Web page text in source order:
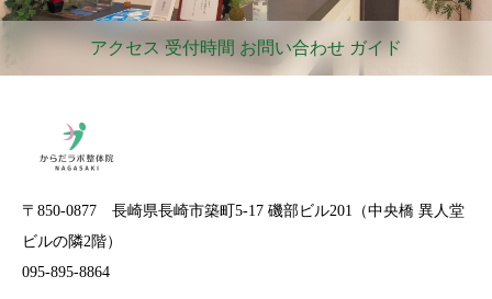
アクセス 受付時間 お問い合わせ ガイド
〒850-0877 長崎県長崎市築町5-17 磯部ビル201（中央橋 異人堂
ビルの隣2階）
095-895-8864